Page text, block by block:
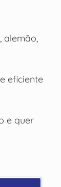
alemão,
eficiente
e quer